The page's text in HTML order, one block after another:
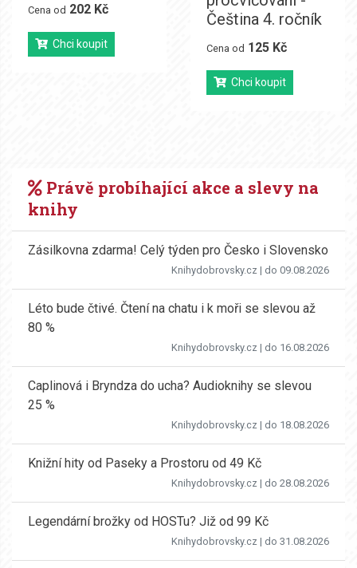
Cena od 202 Kč
Chci koupit
Čeština 4. ročník
Cena od 125 Kč
Chci koupit
Právě probíhající akce a slevy na
knihy
Zásilkovna zdarma! Celý týden pro Česko i Slovensko
Knihydobrovsky.cz | do 09.08.2026
Léto bude čtivé. Čtení na chatu i k moři se slevou až
80 %
Knihydobrovsky.cz | do 16.08.2026
Caplinová i Bryndza do ucha? Audioknihy se slevou
25 %
Knihydobrovsky.cz | do 18.08.2026
Knižní hity od Paseky a Prostoru od 49 Kč
Knihydobrovsky.cz | do 28.08.2026
Legendární brožky od HOSTu? Již od 99 Kč
Knihydobrovsky.cz | do 31.08.2026